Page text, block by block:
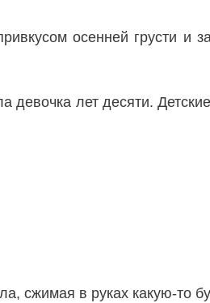
осенней грусти и
девочка лет десяти.
сжимая в руках какую-то